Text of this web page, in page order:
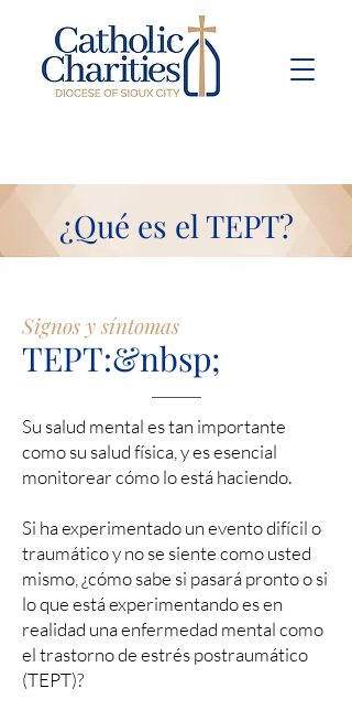
¿Qué es el TEPT?
Signos y síntomas
TEPT:&nbsp;
Su salud mental es tan importante
como su salud física, y es esencial
monitorear cómo lo está haciendo.
Si ha experimentado un evento difícil o
traumático y no se siente como usted
mismo, ¿cómo sabe si pasará pronto o si
lo que está experimentando es en
realidad una enfermedad mental como
el trastorno de estrés postraumático
(TEPT)?